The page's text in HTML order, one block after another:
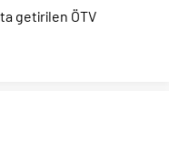
getirilen ÖTV